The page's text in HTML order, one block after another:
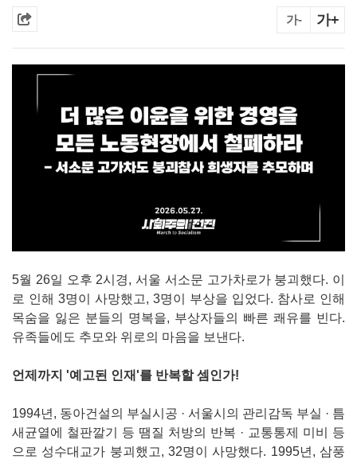
가- 가+
5월 26일 오후 2시경, 서울 서소문 고가차로가 붕괴했다. 이
로 인해 3명이 사망했고, 3명이 부상을 입었다. 참사로 인해
목숨을 잃은 분들의 명복을, 부상자들의 빠른 쾌유를 빈다.
유족들에도 추모와 위로의 마음을 보낸다.
언제까지 '예고된 인재'를 반복할 셈인가!
1994년, 동아건설의 부실시공 · 서울시의 관리감독 부실 · 틈
새균열에 철판깔기 등 땜질 처방의 반복 · 교통통제 미비 등
으로 성수대교가 붕괴했고, 32명이 사망했다. 1995년, 삼풍